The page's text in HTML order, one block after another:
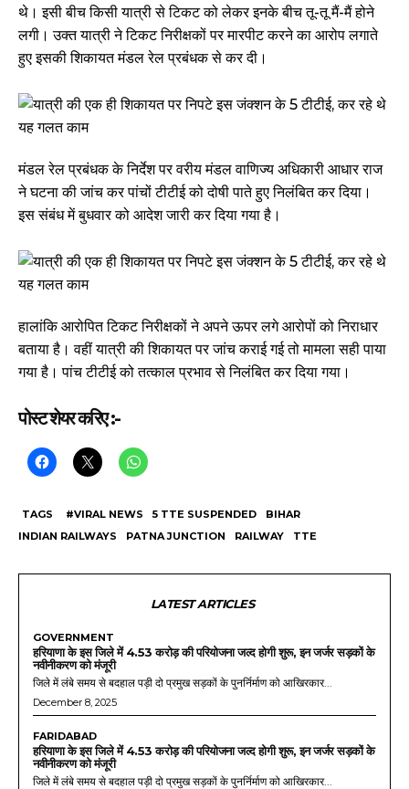
थे। इसी बीच किसी यात्री से टिकट को लेकर इनके बीच तू-तू मैं-मैं होने
लगी। उक्त यात्री ने टिकट निरीक्षकों पर मारपीट करने का आरोप लगाते
हुए इसकी शिकायत मंडल रेल प्रबंधक से कर दी।
मंडल रेल प्रबंधक के निर्देश पर वरीय मंडल वाणिज्य अधिकारी आधार राज
ने घटना की जांच कर पांचों टीटीई को दोषी पाते हुए निलंबित कर दिया।
इस संबंध में बुधवार को आदेश जारी कर दिया गया है।
हालांकि आरोपित टिकट निरीक्षकों ने अपने ऊपर लगे आरोपों को निराधार
बताया है। वहीं यात्री की शिकायत पर जांच कराई गई तो मामला सही पाया
गया है। पांच टीटीई को तत्काल प्रभाव से निलंबित कर दिया गया।
पोस्ट शेयर करिए :-
TAGS #VIRAL NEWS 5 TTE SUSPENDED
BIHAR
INDIAN RAILWAYS
PATNA JUNCTION RAILWAY TTE
LATEST ARTICLES
GOVERNMENT
हरियाणा के इस जिले में 4.53 करोड़ की परियोजना जल्द होगी शुरू, इन जर्जर सड़कों के
नवीनीकरण को मंजूरी
जिले में लंबे समय से बदहाल पड़ी दो प्रमुख सड़कों के पुनर्निर्माण को आखिरकार...
December 8, 2025
FARIDABAD
हरियाणा के इस जिले में 4.53 करोड़ की परियोजना जल्द होगी शुरू, इन जर्जर सड़कों के
नवीनीकरण को मंजूरी
जिले में लंबे समय से बदहाल पड़ी दो प्रमुख सड़कों के पुनर्निर्माण को आखिरकार...